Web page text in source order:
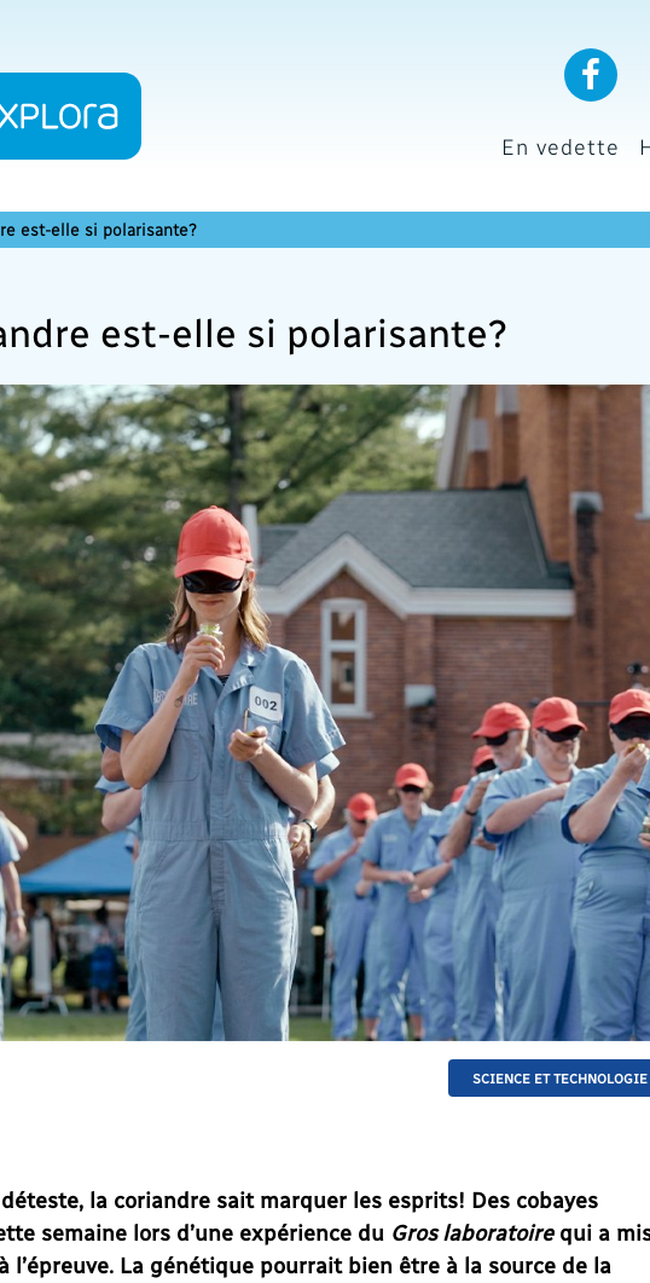
En vedette
est-elle si polarisante?
est-elle si polarisante?
SCIENCE ET TECHNOLOGIE
déteste, la coriandre sait marquer les esprits! Des cobayes
semaine lors d’une expérience du Gros laboratoirequi a
l’épreuve. La génétique pourrait bien être à la source de la